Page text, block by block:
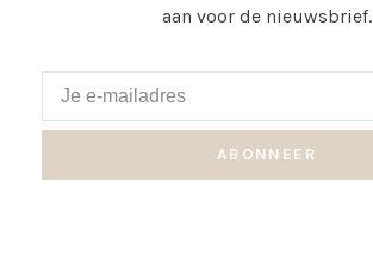
aan voor de nieuwsbrief.
ABONNEER